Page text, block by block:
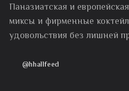
Паназиатская и
миксы и фирменные
удовольствия без лишней
@hhallfeed